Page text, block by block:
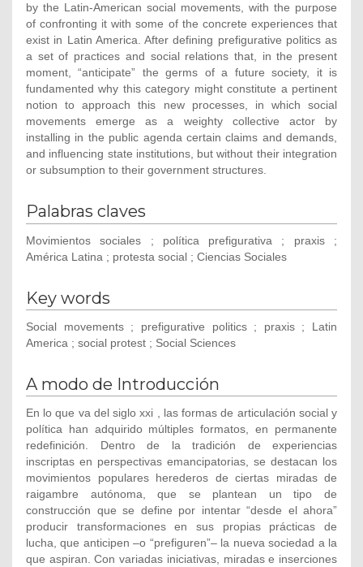
by the Latin-American social movements, with the purpose
of confronting it with some of the concrete experiences that
exist in Latin America. After defining prefigurative politics as
a set of practices and social relations that, in the present
moment, “anticipate” the germs of a future society, it is
fundamented why this category might constitute a pertinent
notion to approach this new processes, in which social
movements emerge as a weighty collective actor by
installing in the public agenda certain claims and demands,
and influencing state institutions, but without their integration
or subsumption to their government structures.
Palabras claves
Movimientos sociales ; política prefigurativa ; praxis ;
América Latina ; protesta social ; Ciencias Sociales
Key words
Social movements ; prefigurative politics ; praxis ; Latin
America ; social protest ; Social Sciences
A modo de Introducción
En lo que va del siglo xxi , las formas de articulación social y
política han adquirido múltiples formatos, en permanente
redefinición. Dentro de la tradición de experiencias
inscriptas en perspectivas emancipatorias, se destacan los
movimientos populares herederos de ciertas miradas de
raigambre autónoma, que se plantean un tipo de
construcción que se define por intentar “desde el ahora”
producir transformaciones en sus propias prácticas de
lucha, que anticipen –o “prefiguren”– la nueva sociedad a la
que aspiran. Con variadas iniciativas, miradas e inserciones